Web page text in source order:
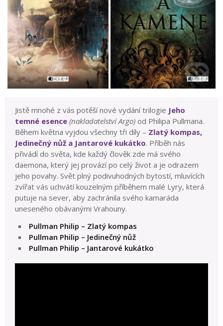
Jistě mnohé z vás potěší nové vydání trilogie Jeho
temné esence (nakladatelství Argo) od Philipa Pullmana.
Během května vyjdou všechny tři díly – Zlatý kompas,
Jedinečný nůž a Jantarové kukátko. Příběh nás
přivádí do světa, kde každý člověk zde má svého
daemona, který jej provází po celý život a je odrazem
jeho povahy. Svět plný podivuhodných bytostí, mluvících
zvířat vás uchvátí kouzelným příběhem malé Lyry, která
putuje na sever, aby zachránila svého kamaráda
uneseného obávanými Vrahouny.
Pullman Philip – Zlatý kompas
Pullman Philip – Jedinečný nůž
Pullman Philip – Jantarové kukátko